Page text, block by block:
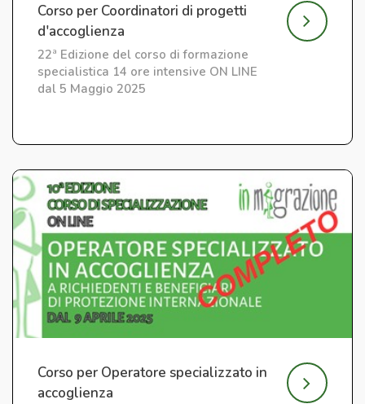
Corso per Coordinatori di progetti
d'accoglienza
22ª Edizione del corso di formazione
specialistica 14 ore intensive ON LINE
dal 5 Maggio 2025
Corso per Operatore specializzato in
accoglienza